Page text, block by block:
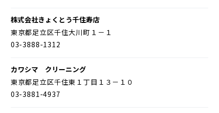
株式会社きょくとう千住寿店
東京都足立区千住大川町１－１
03-3888-1312
カワシマ クリーニング
東京都足立区千住東１丁目１３－１０
03-3881-4937